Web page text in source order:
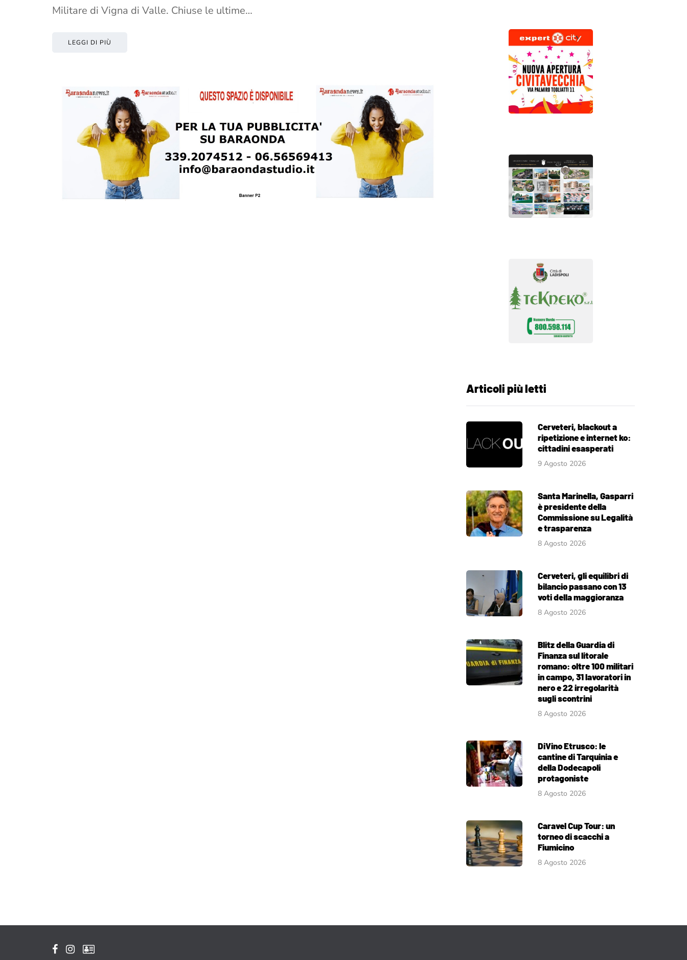
Militare di Vigna di Valle. Chiuse le ultime…
LEGGI DI PIÙ
Articoli più letti
Cerveteri, blackout a
ripetizione e internet ko:
cittadini esasperati
9 Agosto 2026
Santa Marinella, Gasparri
è presidente della
Commissione su Legalità
e trasparenza
8 Agosto 2026
Cerveteri, gli equilibri di
bilancio passano con 13
voti della maggioranza
8 Agosto 2026
Blitz della Guardia di
Finanza sul litorale
romano: oltre 100 militari
in campo, 31 lavoratori in
nero e 22 irregolarità
sugli scontrini
8 Agosto 2026
DiVino Etrusco: le
cantine di Tarquinia e
della Dodecapoli
protagoniste
8 Agosto 2026
Caravel Cup Tour: un
torneo di scacchi a
Fiumicino
8 Agosto 2026